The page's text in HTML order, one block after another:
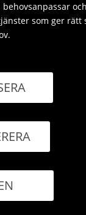
som ger rätt